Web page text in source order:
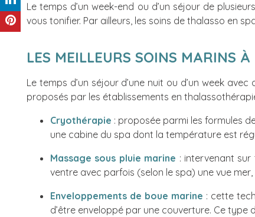
Le temps d’un week-end ou d’un séjour de
vous tonifier. Par ailleurs, les soins de thalasso en
LES MEILLEURS SOINS MARINS
Le temps d’un séjour d’une nuit ou d’un week
proposés par les établissements en
Cryothérapie : proposée parmi les formules
une cabine du spa dont la température est
Massage sous pluie marine : intervenant
ventre avec parfois (selon le spa) une vue
Enveloppements de boue marine : cette
d’être enveloppé par une couverture. Ce